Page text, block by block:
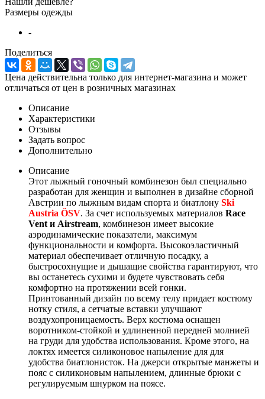
Размеры одежды
-
Поделиться
Цена действительна только для интернет-магазина и может
отличаться от цен в розничных магазинах
Описание
Характеристики
Отзывы
Задать вопрос
Дополнительно
Описание
Этот лыжный гоночный комбинезон был специально
разработан для женщин и выполнен в дизайне сборной
Австрии по лыжным видам спорта и биатлону Ski
Austria ÖSV. За счет используемых материалов Race
Vent и Airstream, комбинезон имеет высокие
аэродинамические показатели, максимум
функциональности и комфорта. Высокоэластичный
материал обеспечивает отличную посадку, а
быстросохнущие и дышащие свойства гарантируют, что
вы останетесь сухими и будете чувствовать себя
комфортно на протяжении всей гонки.
Принтованный дизайн по всему телу придает костюму
нотку стиля, а сетчатые вставки улучшают
воздухопроницаемость. Верх костюма оснащен
воротником-стойкой и удлиненной передней молнией
на груди для удобства использования. Кроме этого, на
локтях имеется силиконовое напыление для для
удобства биатлонисток. На джерси открытые манжеты и
пояс с силиконовым напылением, длинные брюки с
регулируемым шнурком на поясе.